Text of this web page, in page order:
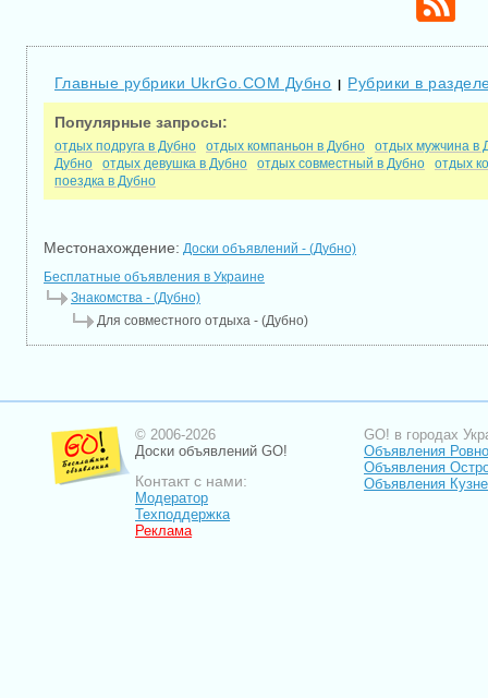
Главные рубрики UkrGo.COM Дубно | Рубрики в
Популярные запросы:
отдых подруга в Дубно отдых компаньон в Дубно
отдых мужчина в
Дубно
отдых девушка в Дубно отдых совместный в Дубно
отдых
поездка в Дубно
Местонахождение: Доски объявлений - (Дубно)
Бесплатные объявления в Украине
Знакомства - (Дубно)
Для совместного отдыха - (Дубно)
© 2006-2026
Доски объявлений GO!
Контакт с нами:
Модератор
Техподдержка
Реклама
GO! в городах
Объявления Ровно
Объявления
Объявления